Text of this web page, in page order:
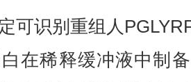
可识别重组 人
在稀释缓冲液中制